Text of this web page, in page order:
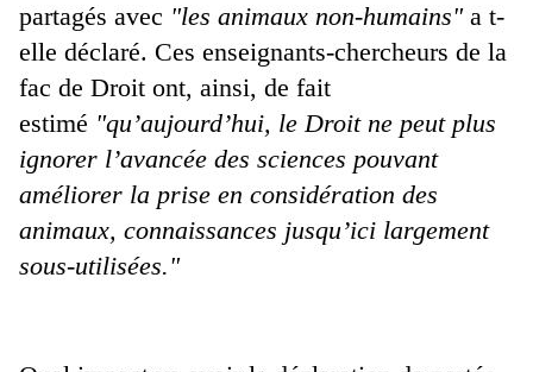
partagés avec "les animaux non-humains" a t-
elle déclaré. Ces enseignants-chercheurs de la
fac de Droit ont, ainsi, de fait
estimé "qu’aujourd’hui, le Droit ne peut plus
ignorer l’avancée des sciences pouvant
améliorer la prise en considération des
animaux, connaissances jusqu’ici largement
sous-utilisées."